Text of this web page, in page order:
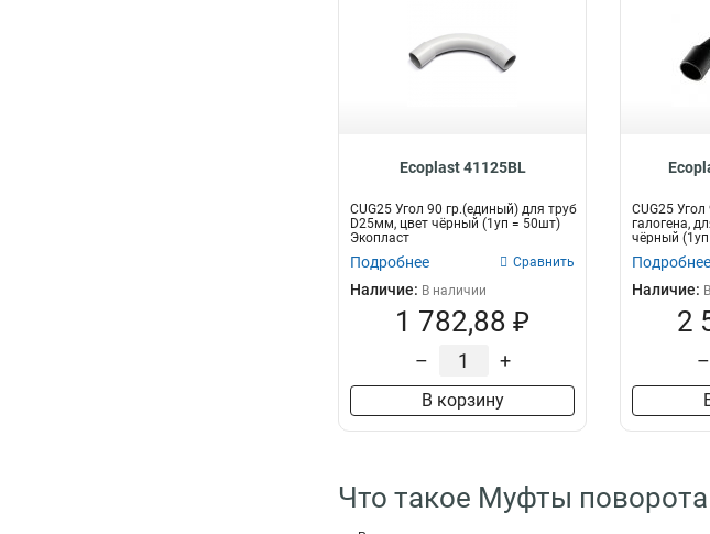
Ecoplast 41125BL
CUG25 Угол 90 гр.(единый) для труб
D25мм, цвет чёрный (1уп = 50шт)
Экопласт
Подробнее Сравнить
Наличие: В наличии
1 782,88 ₽
– +
В корзину
CUG25
галогена,
чёрный
Подробнее
Наличие:
2
–
Что такое Муфты